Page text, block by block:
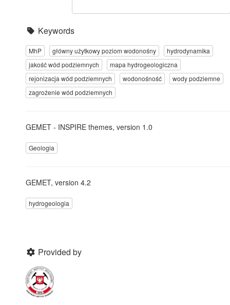
Keywords
MhP główny użytkowy poziom wodonośny
hydrodynamika
jakość wód podziemnych
mapa hydrogeologiczna
rejonizacja wód podziemnych
wodonośność
wody podziemne
zagrożenie wód podziemnych
GEMET - INSPIRE themes, version 1.0
Geologia
GEMET, version 4.2
hydrogeologia
Provided by